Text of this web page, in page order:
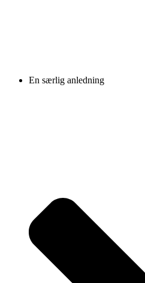
En særlig anledning